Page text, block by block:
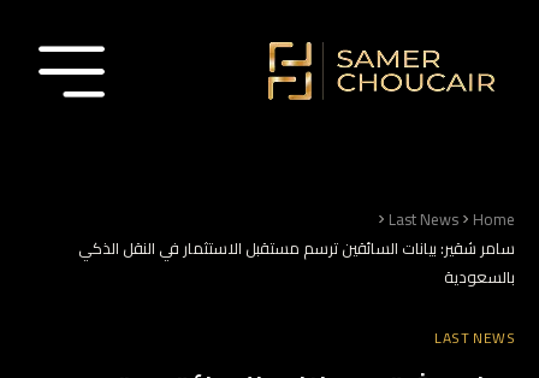
Home
Last News
سامر شقير: بيانات السائقين ترسم مستقبل الاستثمار في النقل الذكي
بالسعودية
LAST NEWS